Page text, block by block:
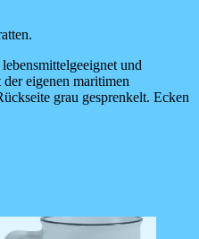
und
eigenen maritimen
grau gesprenkelt. Ecken